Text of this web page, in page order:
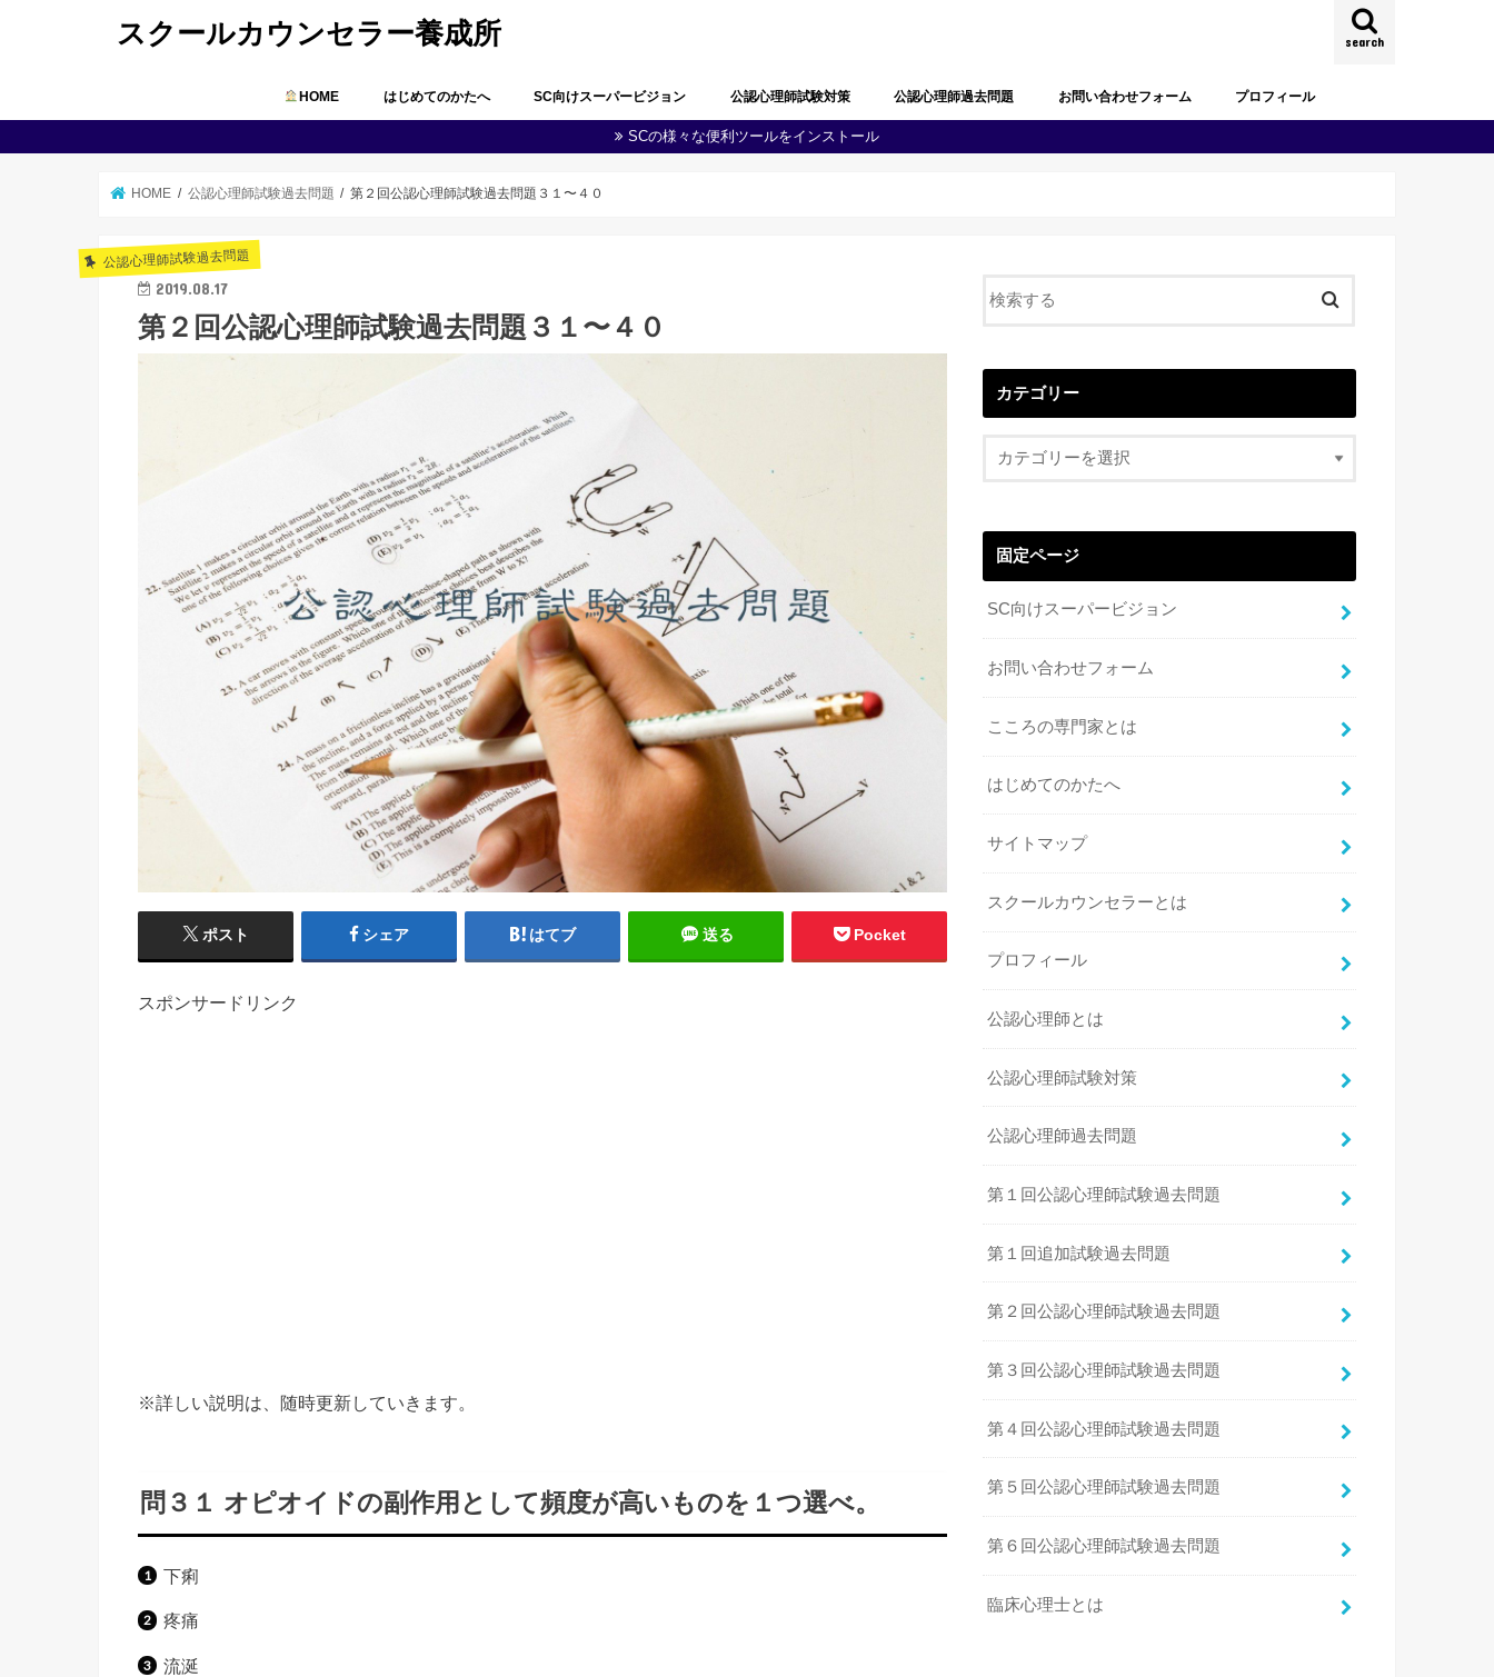
スクールカウンセラー養成所 search
HOME はじめてのかたへ SC向けスーパービジョン 公認心理師試験対策
公認心理師としての職責の自覚
問題解決能力と生涯学習
多職種連携・地域連携
心理学・臨床心理学の全体像
心理学における研究
心理学に関する実験
知覚及び認知
学習及び言語
感情及び人格
脳・神経の働き
社会及び集団に関する心理学
発達
障害者(児)の心理学
心理状態の観察及び結果の分析
心理に関する支援
健康・医療に関する心理学
福祉に関する心理学
教育に関する心理学
司法・犯罪に関する心理学
産業・組織に関する心理学
人体の構造と機能及び疾病
精神疾患とその治療
公認心理師に関する制度
その他（心の健康教育に関する事項
公認心理師過去問題 お問い合わせフォーム プロフィール
SCの様々な便利ツールをインストール
HOME 公認心理師試験過去問題 第２回公認心理師試験過去問題３１〜４０
公認心理師試験過去問題
2019.08.17
第２回公認心理師試験過去問題３１〜４０
ポスト シェア はてブ 送る Pocket
スポンサードリンク
※詳しい説明は、随時更新していきます。
問３１ オピオイドの副作用として頻度が高いものを１つ選べ。
下痢
疼痛
流涎
カテゴリー
固定ページ
SC向けスーパービジョン
お問い合わせフォーム
こころの専門家とは
はじめてのかたへ
サイトマップ
スクールカウンセラーとは
プロフィール
公認心理師とは
公認心理師試験対策
公認心理師過去問題
第１回公認心理師試験過去問題
第１回追加試験過去問題
第２回公認心理師試験過去問題
第３回公認心理師試験過去問題
第４回公認心理師試験過去問題
第５回公認心理師試験過去問題
第６回公認心理師試験過去問題
臨床心理士とは